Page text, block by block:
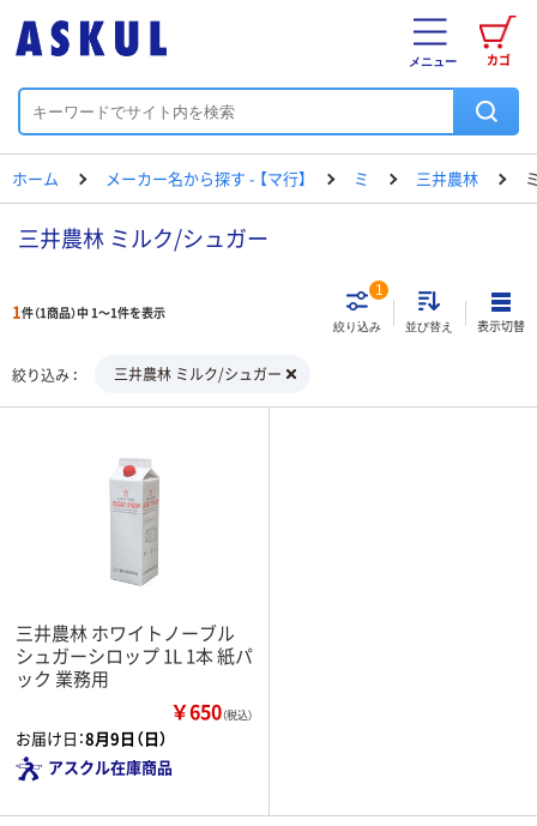
カゴ
メニュー
ホーム メーカー名から探す - 【マ行】 ミ 三井農林
三井農林 ミルク/シュガー
1件（1商品）中 1～1件を表示
絞り込み
1
並び替え 表示切替
絞り込み 三井農林 ミルク/シュガー
三井農林 ホワイトノーブル
シュガーシロップ 1L 1本 紙パ
ック 業務用
￥650（税込）
お届け日：8月9日（日）
アスクル在庫商品